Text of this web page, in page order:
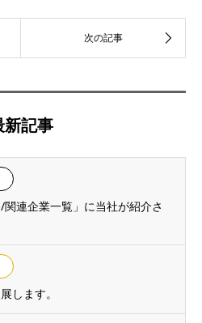
新記事
関連企業一覧」に当社が紹介さ
します。